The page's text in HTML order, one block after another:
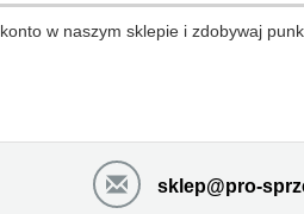
konto w naszym sklepie i zdobywaj
sklep@pro-